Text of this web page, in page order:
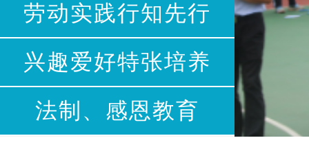
劳动实践行知先行
兴趣爱好特张培养
法制、感恩教育